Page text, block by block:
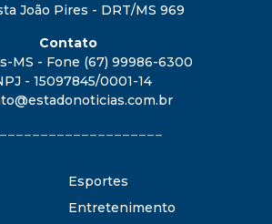
João Pires - DRT/MS 969
Contato
MS - Fone (67) 99986-6300
- 15097845/0001-14
Esportes
Entretenimento